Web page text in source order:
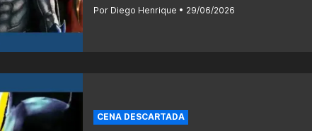
Por Diego Henrique 29/06/2026
CENA DESCARTADA